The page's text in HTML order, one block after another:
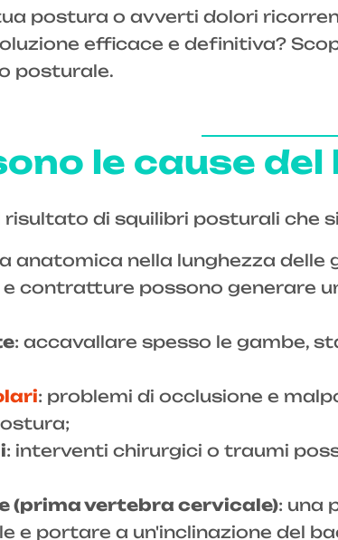
postura o avverti dolori
efficace e definitiva?
posturale.
le cause
risultato di squilibri posturali che
anatomica nella lunghezza delle
e contratture possono generare
: accavallare spesso le gambe,
: problemi di occlusione e
: interventi chirurgici o traumi
(prima vertebra cervicale): una
e portare a un'inclinazione del